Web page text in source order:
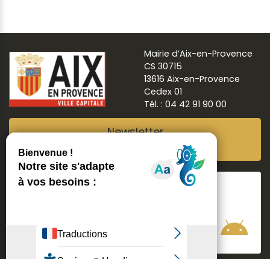
Mairie d’Aix-en-Provence
CS 30715
13616 Aix-en-Provence
Cedex 01
Tél. : 04 42 91 90 00
Newsletter
Suivre Aix ma ville